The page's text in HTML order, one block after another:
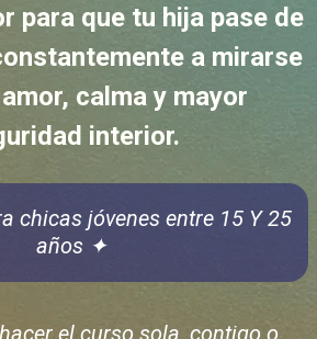
para que tu hija pase de
a mirarse
calma y mayor
interior.
chicas jóvenes entre 15 Y 25
años ✦
el curso sola, contigo o